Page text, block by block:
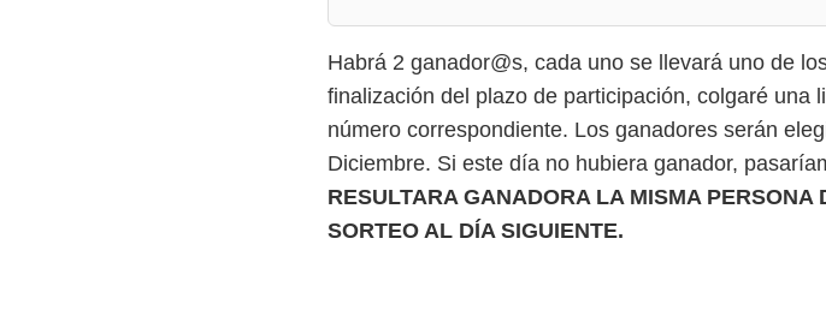
Habrá 2 ganador@s, cada uno se llevará uno de
finalización del plazo de participación, colgaré una
número correspondiente. Los ganadores serán
Diciembre. Si este día no hubiera ganador,
RESULTARA GANADORA LA MISMA
SORTEO AL DÍA SIGUIENTE.